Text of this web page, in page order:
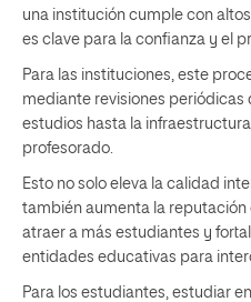
una institución cumple con
es clave para la confianza y el
Para las instituciones, este
mediante revisiones periódicas
estudios hasta la
profesorado.
Esto no solo eleva la calidad
también aumenta la reputación
atraer a más estudiantes y
entidades educativas para
Para los estudiantes, estudiar